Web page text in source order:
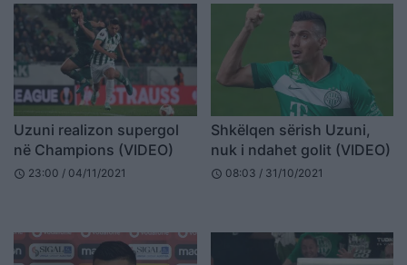
Uzuni realizon supergol
në Champions (VIDEO)
schedule 23:00 / 04/11/2021
Shkëlqen sërish Uzuni,
nuk i ndahet golit (VIDEO)
schedule 08:03 / 31/10/2021